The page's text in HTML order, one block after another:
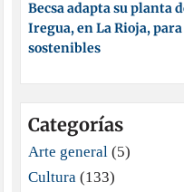
Becsa adapta su planta
Iregua, en La Rioja,
sostenibles
Categorías
Arte general(5)
Cultura(133)